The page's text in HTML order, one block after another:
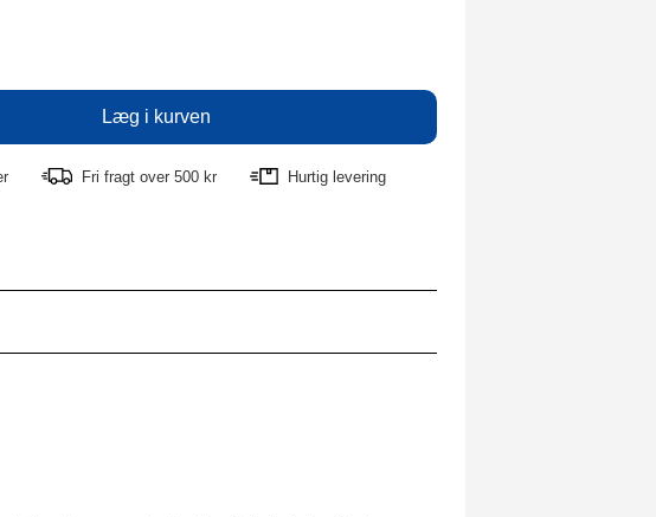
Fri fragt over 500 kr Hurtig levering